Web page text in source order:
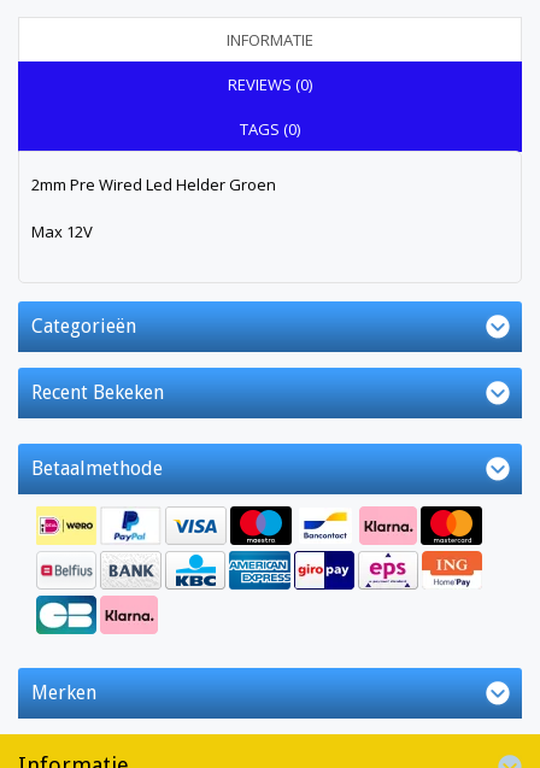
INFORMATIE
REVIEWS (0)
TAGS (0)
2mm Pre Wired Led Helder Groen
Max 12V
Categorieën
Recent Bekeken
Betaalmethode
Merken